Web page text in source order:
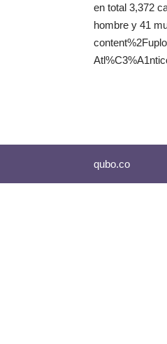
en total 3,372
hombre y 41
qubo.co